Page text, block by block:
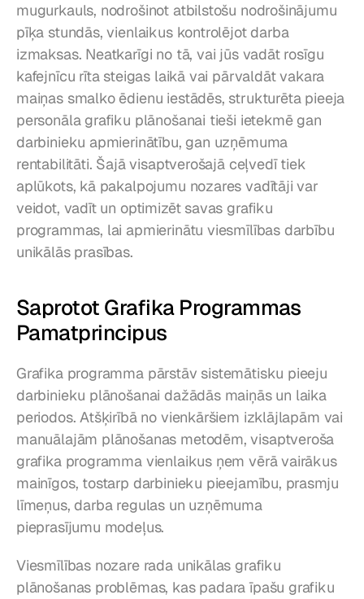
mugurkauls, nodrošinot atbilstošu nodrošinājumu
pīķa stundās, vienlaikus kontrolējot darba
izmaksas. Neatkarīgi no tā, vai jūs vadāt rosīgu
kafejnīcu rīta steigas laikā vai pārvaldāt vakara
maiņas smalko ēdienu iestādēs, strukturēta pieeja
personāla grafiku plānošanai tieši ietekmē gan
darbinieku apmierinātību, gan uzņēmuma
rentabilitāti. Šajā visaptverošajā ceļvedī tiek
aplūkots, kā pakalpojumu nozares vadītāji var
veidot, vadīt un optimizēt savas grafiku
programmas, lai apmierinātu viesmīlības darbību
unikālās prasības.
Saprotot Grafika Programmas
Pamatprincipus
Grafika programma pārstāv sistemātisku pieeju
darbinieku plānošanai dažādās maiņās un laika
periodos. Atšķirībā no vienkāršiem izklājlapām vai
manuālajām plānošanas metodēm, visaptveroša
grafika programma vienlaikus ņem vērā vairākus
mainīgos, tostarp darbinieku pieejamību, prasmju
līmeņus, darba regulas un uzņēmuma
pieprasījumu modeļus.
Viesmīlības nozare rada unikālas grafiku
plānošanas problēmas, kas padara īpašu grafiku